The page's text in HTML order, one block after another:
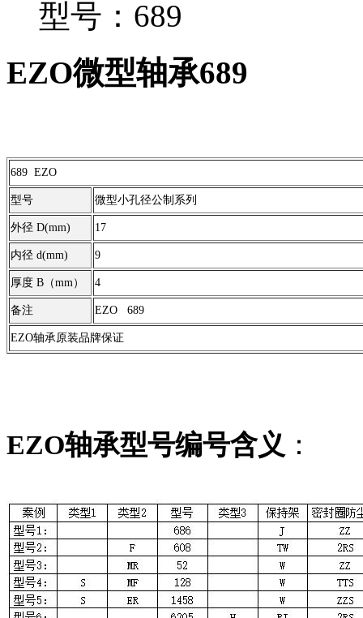
型号：689
EZO微型轴承689
689 EZO
型号 微型小孔径公制系列
外径 D(mm) 17
内径 d(mm) 9
厚度 B（mm） 4
备注 EZO 689
EZO轴承原装品牌保证
EZO轴承型号编号含义 ：